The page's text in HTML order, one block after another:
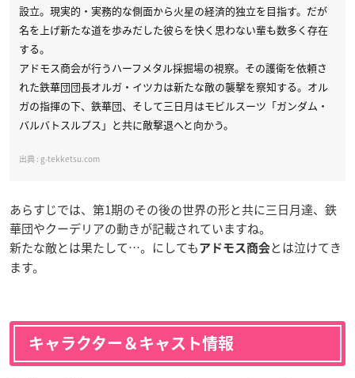
設立。現実的・実務的な側面から火星の経済的独立を目指す。だが
名を上げ新たな道を歩みだした彼らを快く思わない輩も数多く存在
する。
アドモス商会が行うハーフメタル採掘場の視察。その護衛を依頼さ
れた鉄華団団長オルガ・イツカは新たな敵の襲撃を察知する。オル
ガの指揮の下、鉄華団、そして三日月はモビルスーツ「ガンダム・
バルバトスルプス」と共に敵撃退へと向かう。
g-tekketsu.com
あらすじでは、第1期のその後の世界の形と共に三日月達、鉄
華団やクーデリアの動きが記載されていますね。
新たな敵とは果たして…。にしても アドモス商会とは泣けてき
ます。
キャラクター＆キャスト情報